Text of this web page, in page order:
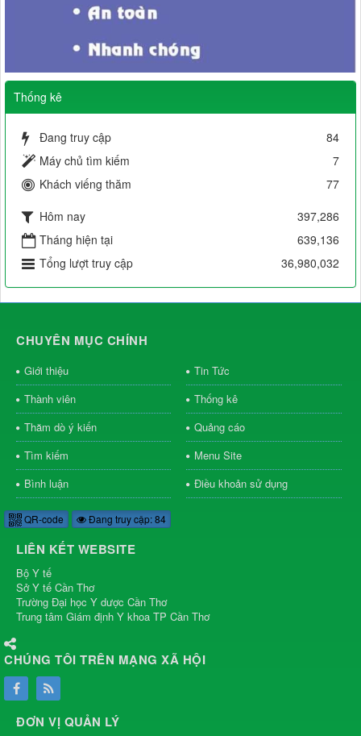
Thống kê
Đang truy cập
84
Máy chủ tìm kiếm
7
Khách viếng thăm
77
Hôm nay
397,286
Tháng hiện tại
639,136
Tổng lượt truy cập
36,980,032
CHUYÊN MỤC CHÍNH
Giới thiệu
Tin Tức
Thành viên
Thống kê
Thăm dò ý kiến
Quảng cáo
Tìm kiếm
Menu Site
Bình luận
Điều khoản sử dụng
QR-code Đang truy cập: 84
LIÊN KẾT WEBSITE
Bộ Y tế
Sở Y tế Cần Thơ
Trường Đại học Y dược Cần Thơ
Trung tâm Giám định Y khoa TP Cần Thơ
CHÚNG TÔI TRÊN MẠNG XÃ HỘI
ĐƠN VỊ QUẢN LÝ